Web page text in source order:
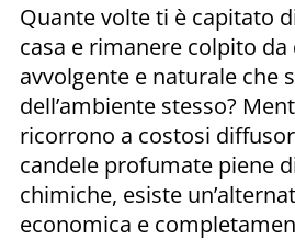
Quante volte ti è capitato
casa e rimanere colpito
avvolgente e naturale che
dell’ambiente stesso?
ricorrono a costosi
candele profumate piene
chimiche, esiste
economica e